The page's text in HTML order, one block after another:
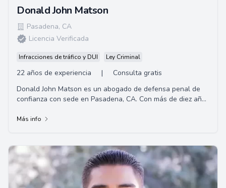
Donald John Matson
Pasadena, CA
Licencia Verificada
Infracciones de tráfico y DUI Ley Criminal
22 años de experiencia |
Consulta gratis
Donald John Matson es un abogado de defensa penal de
confianza con sede en Pasadena, CA. Con más de diez años
Más info